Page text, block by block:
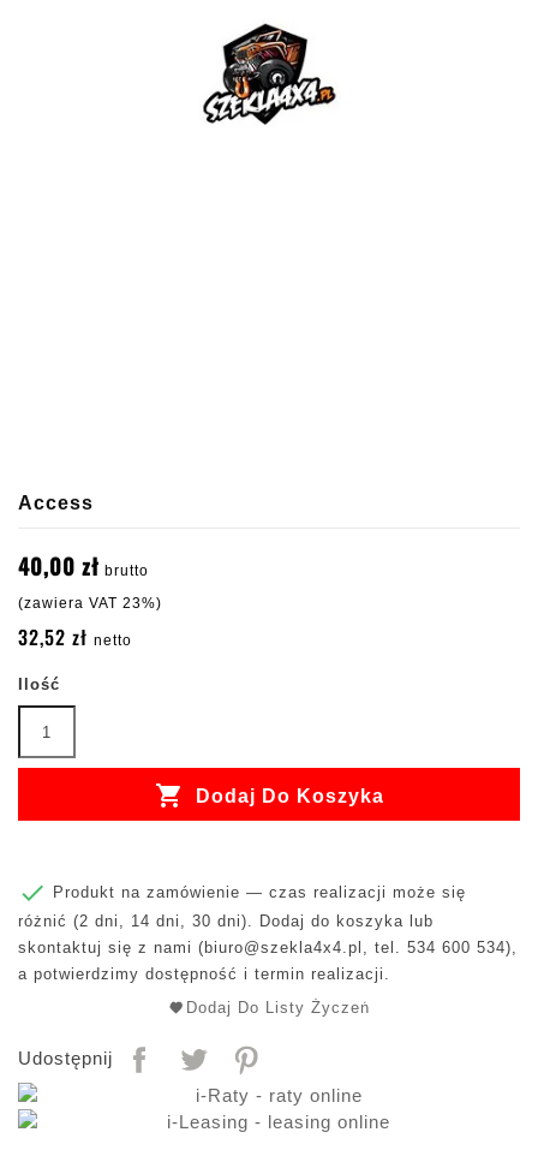
Access
40,00 zł brutto
(zawiera VAT 23%)
32,52 zł netto
Ilość
 Dodaj Do Koszyka

Produkt na zamówienie — czas realizacji może się
różnić (2 dni, 14 dni, 30 dni). Dodaj do koszyka lub
skontaktuj się z nami ( biuro@szekla4x4.pl , tel. 534 600 534),
a potwierdzimy dostępność i termin realizacji.
Dodaj Do Listy Życzeń
Udostępnij